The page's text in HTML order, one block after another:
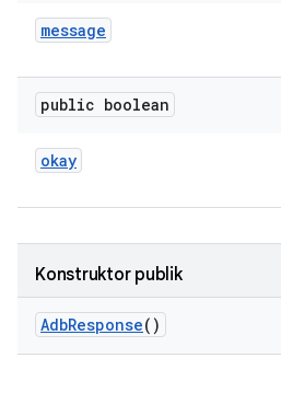
message
public boolean
okay
Konstruktor publik
AdbResponse()